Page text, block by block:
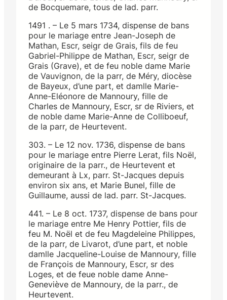
de Bocquemare, tous de lad. parr.
1491 . – Le 5 mars 1734, dispense de bans
pour le mariage entre Jean-Joseph de
Mathan, Escr, seigr de Grais, fils de feu
Gabriel-Philippe de Mathan, Escr, seigr de
Grais (Grave), et de feu noble dame Marie
de Vauvignon, de la parr, de Méry, diocèse
de Bayeux, d’une part, et damlle Marie-
Anne-Eléonore de Mannoury, fille de
Charles de Mannoury, Escr, sr de Riviers, et
de noble dame Marie-Anne de Colliboeuf,
de la parr, de Heurtevent.
303. – Le 12 nov. 1736, dispense de bans
pour le mariage entre Pierre Lerat, fils Noël,
originaire de la parr., de Heurtevent et
demeurant à Lx, parr. St-Jacques depuis
environ six ans, et Marie Bunel, fille de
Guillaume, aussi de lad. parr. St-Jacques.
441. – Le 8 oct. 1737, dispense de bans pour
le mariage entre Me Henry Pottier, fils de
feu M. Noël et de feu Magdeleine Philippes,
de la parr, de Livarot, d’une part, et noble
damlle Jacqueline-Louise de Mannoury, fille
de François de Mannoury, Escr, sr des
Loges, et de feue noble dame Anne-
Geneviève de Mannoury, de la parr., de
Heurtevent.